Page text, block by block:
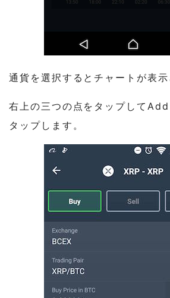
通貨を選択するとチャートが表示
右上の三つの点をタップして
タップします。